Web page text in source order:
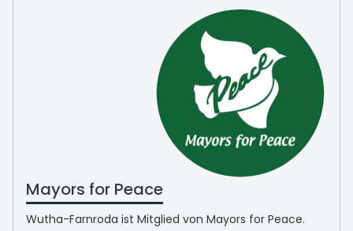
Mayors for Peace
Wutha-Farnroda ist Mitglied von Mayors for Peace.